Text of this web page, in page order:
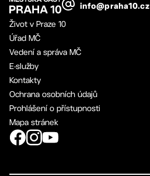
info@praha10.cz
Život v Praze 10
Úřad MČ
Vedení a správa MČ
E-služby
Kontakty
Ochrana osobních údajů
Prohlášení o přístupnosti
Mapa stránek